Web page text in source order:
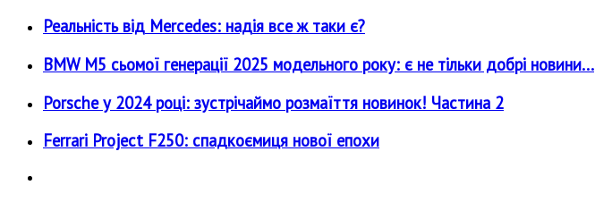
Реальність від Mercedes: надія все ж таки є?
BMW M5 сьомої генерації 2025 модельного року: є не тільки добрі новини...
Porsche у 2024 році: зустрічаймо розмаїття новинок! Частина 2
Ferrari Project F250: спадкоємиця нової епохи